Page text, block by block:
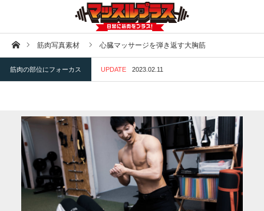
ホーム筋肉写真素材 心臓マッサージを弾き返す大胸筋
筋肉の部位にフォーカス UPDATE 2023.02.11